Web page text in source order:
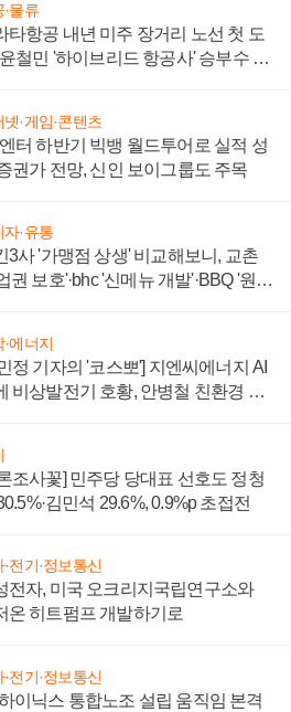
·물류
타항공 내년 미주 장거리 노선 첫 도
철민 '하이브리드 항공사' 승부수 통
넷·게임·콘텐츠
터 하반기 빅뱅 월드투어로 실적 성
권가 전망, 신인 보이그룹도 주목
자·유통
3사 '가맹점 상생' 비교해보니, 교촌
권 보호'·bhc '신메뉴 개발'·BBQ '원가
·에너지
정 기자의 '코스뽀'] 지엔씨에너지 AI
비상발전기 호황, 안병철 친환경 에
조사꽃] 민주당 당대표 선호도 정청
김민석 29.6%, 0.9%p 초접전
전기·정보통신
전자, 미국 오크리지국립연구소와
온 히트펌프 개발하기로
전기·정보통신
이닉스 통합노조 설립 움직임 본격